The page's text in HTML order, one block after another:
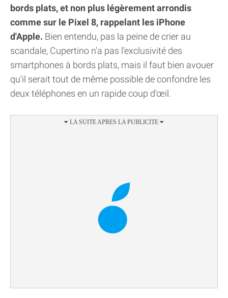
bords plats, et non plus légèrement arrondis
comme sur le Pixel 8, rappelant les iPhone
d'Apple. Bien entendu, pas la peine de crier au
scandale, Cupertino n'a pas l'exclusivité des
smartphones à bords plats, mais il faut bien avouer
qu'il serait tout de même possible de confondre les
deux téléphones en un rapide coup d'œil.